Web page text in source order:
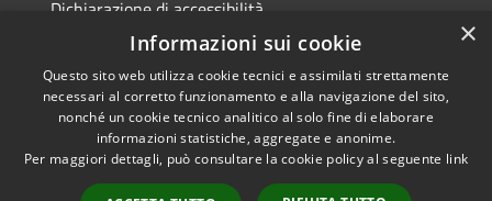
Dichiarazione di accessibilità
Accessibilità
Privacy
Copyright © 2026 • Comune di
Visco • Powered by
Municipium
Accesso
×
Informazioni sui cookie
Questo sito web utilizza cookie tecnici e assimilati strettamente
necessari al corretto funzionamento e alla navigazione del sito,
nonché un cookie tecnico analitico al solo fine di elaborare
informazioni statistiche, aggregate e anonime.
Per maggiori dettagli, può consultare la cookie policy al seguente link